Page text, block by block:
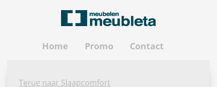
Home Promo Contact
Terug naar Slaapcomfort